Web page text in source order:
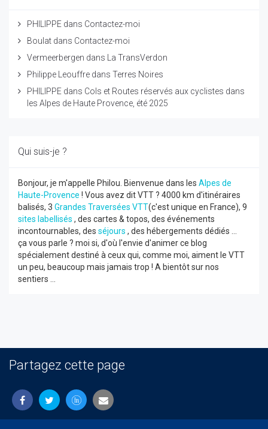
PHILIPPE dans Contactez-moi
Boulat dans Contactez-moi
Vermeerbergen dans
La TransVerdon
Philippe Leouffre dans Terres Noires
PHILIPPE dans Cols et Routes réservés aux cyclistes dans
les Alpes de Haute Provence, été 2025
Qui suis-je ?
Bonjour, je m'appelle Philou. Bienvenue dans les Alpes de
Haute-Provence ! Vous avez dit VTT ? 4000 km d'itinéraires
balisés, 3 Grandes Traversées VTT(c'est unique en France), 9
sites labellisés , des cartes & topos, des événements
incontournables, des séjours , des hébergements dédiés ...
ça vous parle ? moi si, d'où l'envie d'animer ce blog
spécialement destiné à ceux qui, comme moi, aiment le VTT
un peu, beaucoup mais jamais trop ! A bientôt sur nos
sentiers ...
Partagez cette page